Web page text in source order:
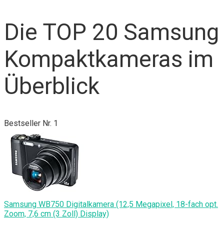
Die TOP 20 Samsung
Kompaktkameras im
Überblick
Bestseller Nr. 1
Samsung WB750 Digitalkamera (12,5 Megapixel, 18-fach opt.
Zoom, 7,6 cm (3 Zoll) Display)